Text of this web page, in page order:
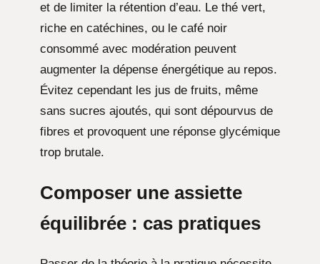
et de limiter la rétention d’eau. Le thé vert,
riche en catéchines, ou le café noir
consommé avec modération peuvent
augmenter la dépense énergétique au repos.
Évitez cependant les jus de fruits, même
sans sucres ajoutés, qui sont dépourvus de
fibres et provoquent une réponse glycémique
trop brutale.
Composer une assiette
équilibrée : cas pratiques